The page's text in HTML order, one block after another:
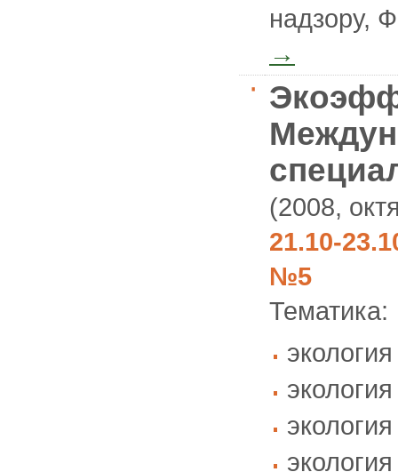
надзору,
→
(2008,
21.10-
№5
Тематика: